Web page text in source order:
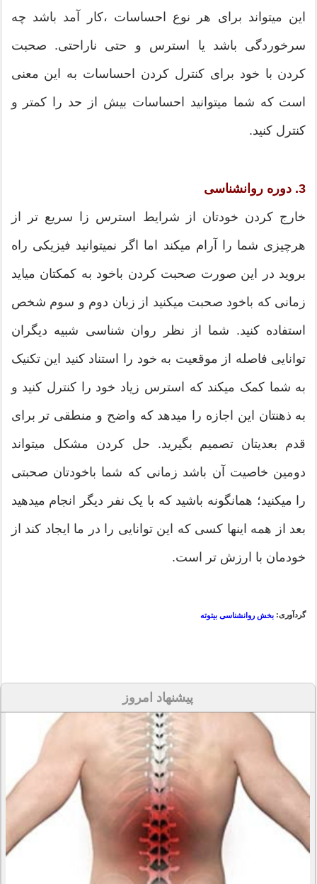
این میتواند برای هر نوع احساسات ،کار آمد باشد چه
سرخوردگی باشد یا استرس و حتی ناراحتی. صحبت
کردن با خود برای کنترل کردن احساسات به این معنی
است که شما میتوانید احساسات بیش از حد را کمتر و
کنترل کنید.
3. دوره روانشناسی
خارج کردن خودتان از شرایط استرس زا سریع تر از
هرچیزی شما را آرام میکند اما اگر نمیتوانید فیزیکی راه
بروید در این صورت صحبت کردن باخود به کمکتان میاید
زمانی که باخود صحبت میکنید از زبان دوم و سوم شخص
استفاده کنید. شما از نظر روان شناسی شبیه دیگران
توانایی فاصله از موقعیت به خود را استناد کنید این تکنیک
به شما کمک میکند که استرس زیاد خود را کنترل کنید و
به ذهنتان این اجازه را میدهد که واضح و منطقی تر برای
قدم بعدیتان تصمیم بگیرید. حل کردن مشکل میتواند
دومین خاصیت آن باشد زمانی که شما باخودتان صحبتی
را میکنید؛ همانگونه باشید که با یک نفر دیگر انجام میدهید
بعد از همه اینها کسی که این توانایی را در ما ایجاد کند از
خودمان با ارزش تر است.
گردآوری: بخش روانشناسی بیتوته
پیشنهاد امروز